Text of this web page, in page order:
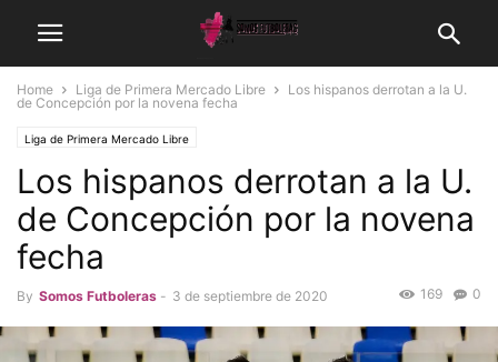
Home Liga de Primera Mercado Libre
Los hispanos derrotan a la U.
de Concepción por la novena fecha
Liga de Primera Mercado Libre
Los hispanos derrotan a la U.
de Concepción por la novena
fecha
By Somos Futboleras - 3 de septiembre de 2020 0
169